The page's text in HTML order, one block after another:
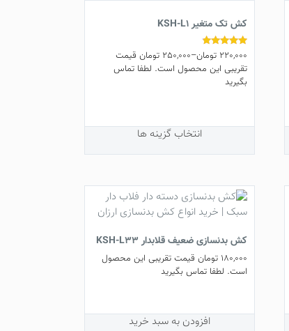
کش تک متغیر KSH-L1
نمره
4.63
از 5
220,000 تومان–
250,000 تومانقیمت
تقریبی این محصول است. لطفا تماس
بگیرید
انتخاب گزینه ها
دارای
باشد.
گزینه
ممکن
است
در
انتخاب
کش بدنسازی ضعیف قلابدار KSH-L33
180,000 تومانقیمت تقریبی این محصول
است. لطفا تماس بگیرید
افزودن به سبد خرید